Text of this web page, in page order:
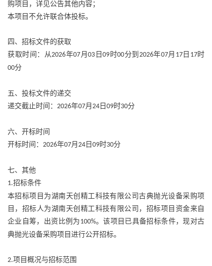
购项目，详见公告其他内容；
本项目不允许联合体投标。
四、招标文件的获取
获取时间：从2026年07月 03 日 09 时00分到 2026年07月 17日 17时
00分
五、投标文件的递交
递交截止时间： 2026年07月 24 日 09时30分
六、开标时间
开标时间： 2026年07月 24 日 09时30分
七、其他
1.招标条件
本招标项目为湖南天创精工科技有限公司古典抛光设备采购项
目，招标人为湖南天创精工科技有限公司，招标项目资金来自
企业自筹，出资比例为 100%。该项目已具备招标条件，现对古
典抛光设备采购项目进行公开招标。
2.项目概况与招标范围